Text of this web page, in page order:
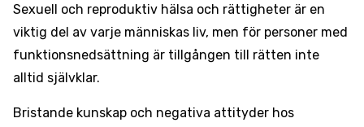
Sexuell och reproduktiv hälsa och rättigheter är en
viktig del av varje människas liv, men för personer med
funktionsnedsättning är tillgången till rätten inte
alltid självklar.
Bristande kunskap och negativa attityder hos